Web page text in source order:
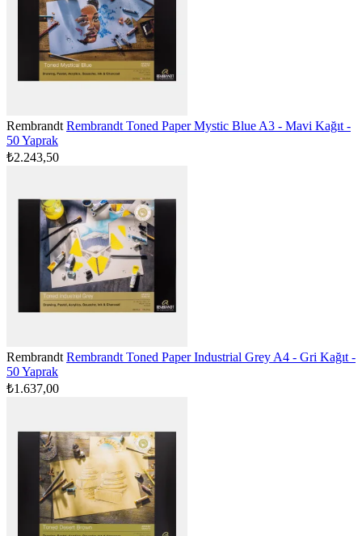
Rembrandt Rembrandt Toned Paper Mystic Blue A3 - Mavi Kağıt -
50 Yaprak
₺2.243,50
Rembrandt Rembrandt Toned Paper Industrial Grey A4 - Gri Kağıt -
50 Yaprak
₺1.637,00